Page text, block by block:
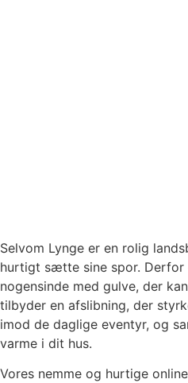
Selvom Lynge er en rolig
hurtigt sætte sine spor.
nogensinde med gulve, der
tilbyder en afslibning, der
imod de daglige eventyr, og
varme i dit hus.
Vores nemme og hurtige